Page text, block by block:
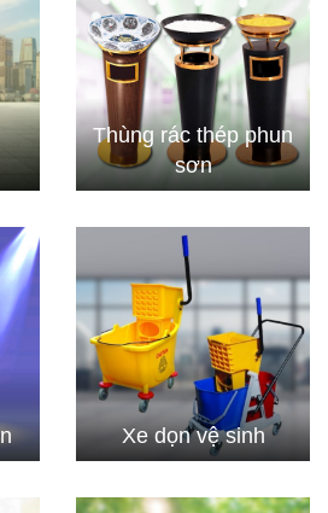
Thùng rác thép phun
sơn
Xe dọn vệ sinh